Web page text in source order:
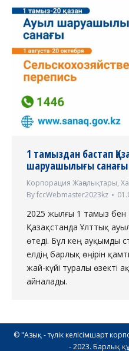
1 тамыздан бастап
шаруашылығы
Корпорация Жаңалықтары,
ByfccWebmaster2023kz
2025 жылғы 1 тамыз бен
Қазақстанда Ұлттық
өтеді. Бұл кең ауқымды
елдің барлық өңірін
жай-күйі туралы өзекті
айналады.
© "Азық - түлік келісімшарт
- 2023. Барлық